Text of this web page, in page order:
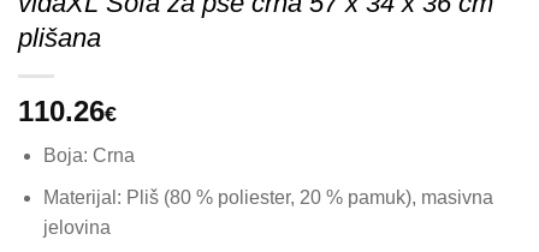
plišana
110.26€
Boja: Crna
Materijal: Pliš (80 % poliester, 20 % pamuk), masivna
jelovina